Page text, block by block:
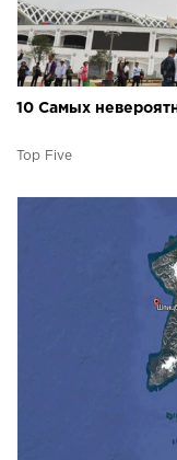
10 Самых
Top Five